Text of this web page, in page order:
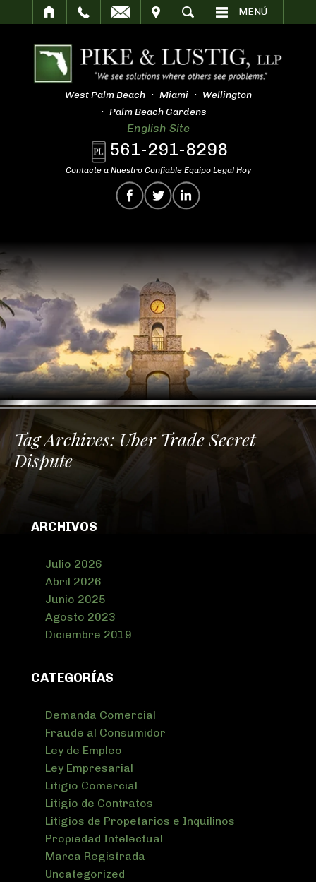
BUSCAR MENÚ
West Palm Beach Miami
Wellington
Palm Beach Gardens
English Site
561-291-8298
Contacte a Nuestro Confiable Equipo Legal Hoy
Tag Archives: Uber Trade Secret
Dispute
ARCHIVOS
Julio 2026
Abril 2026
Junio 2025
Agosto 2023
Diciembre 2019
CATEGORÍAS
Demanda Comercial
Fraude al Consumidor
Ley de Empleo
Ley Empresarial
Litigio Comercial
Litigio de Contratos
Litigios de Propetarios e Inquilinos
Propiedad Intelectual
Marca Registrada
Uncategorized